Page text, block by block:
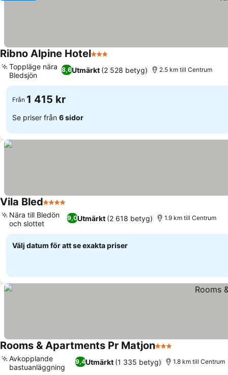
Ribno Alpine Hotel3 Stjärnor
8,6Utmärkt (2 528 betyg)
Toppläge nära
Bledsjön
2.5 km till Centrum
Från 1 415 kr
Se priser från 6 sidor
Vila Bled4 Stjärnor
9,0Utmärkt (2 618 betyg)
Nära till Bledön
och slottet
1.9 km till Centrum
Välj datum för att se exakta priser
Rooms & Apartments Pr Matjon3 Stjärnor
9,4Utmärkt (1 335 betyg)
Avkopplande
bastuanläggning
1.8 km till Centrum